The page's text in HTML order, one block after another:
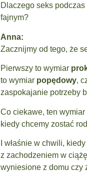
Dlaczego seks
fajnym?
Anna:
Zacznijmy od tego, że
Pierwszy to wymiar
to wymiar popędowy,
zaspokajanie potrzeby
Co ciekawe, ten
kiedy chcemy zostać
I właśnie w chwili,
z zachodzeniem w
wyniesione z domu czy